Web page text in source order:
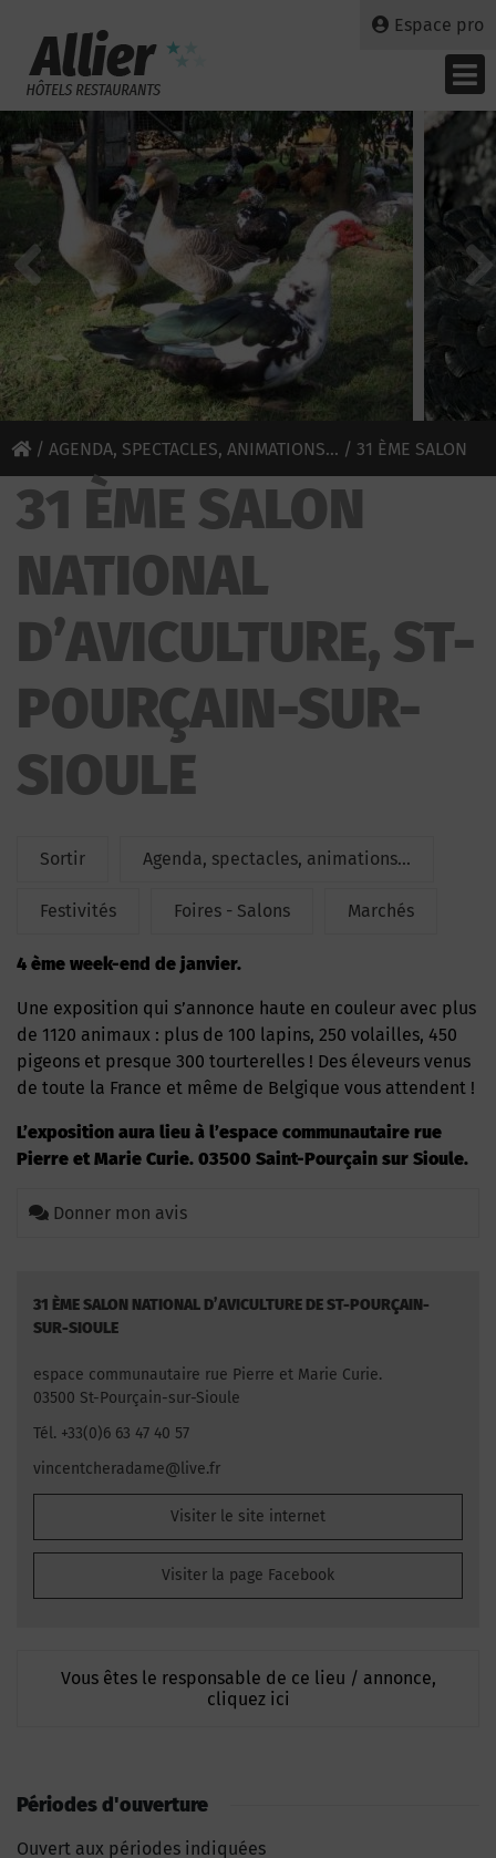
Espace pro
/ AGENDA, SPECTACLES, ANIMATIONS... / 31 ÈME SALON
NATIONAL D’AVICULTURE
31 ÈME SALON
NATIONAL
D’AVICULTURE, ST-
POURÇAIN-SUR-
SIOULE
Sortir Agenda, spectacles, animations...
Festivités Foires - Salons Marchés
4 ème week-end de janvier.
Une exposition qui s’annonce haute en couleur avec plus
de 1120 animaux : plus de 100 lapins, 250 volailles, 450
pigeons et presque 300 tourterelles ! Des éleveurs venus
de toute la France et même de Belgique vous attendent !
L’exposition aura lieu à l’espace communautaire rue
Pierre et Marie Curie. 03500 Saint-Pourçain sur Sioule.
Donner mon avis
31 ÈME SALON NATIONAL D’AVICULTURE DE ST-POURÇAIN-
SUR-SIOULE
espace communautaire rue Pierre et Marie Curie.
03500 St-Pourçain-sur-Sioule
Tél. +33(0)6 63 47 40 57
vincentcheradame@live.fr
Visiter le site internet
Visiter la page Facebook
Vous êtes le responsable de ce lieu / annonce,
cliquez ici
Périodes d'ouverture
Ouvert aux périodes indiquées